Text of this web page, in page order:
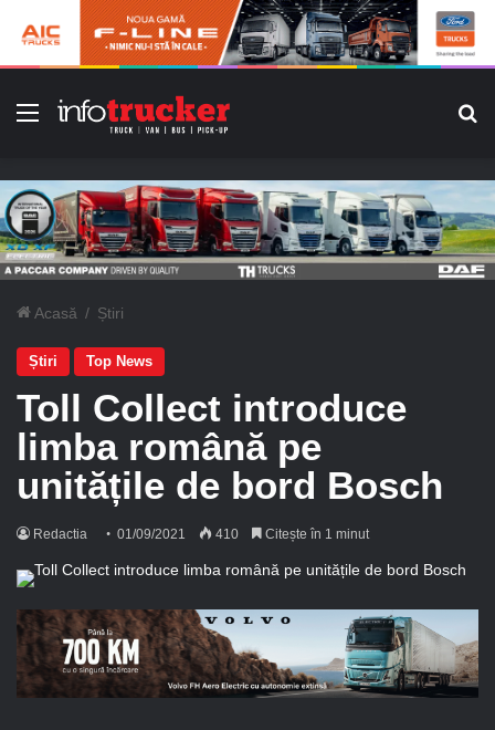
Meniu
Acasă / Știri
Știri Top News
Toll Collect introduce
limba română pe
unitățile de bord Bosch
Redactia 01/09/2021 410 Citește în 1 minut